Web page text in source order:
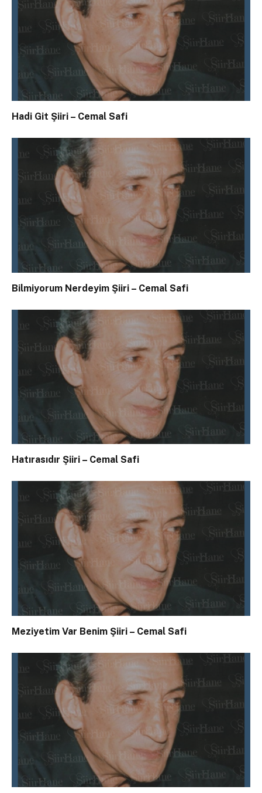
Hadi Git Şiiri – Cemal Safi
Bilmiyorum Nerdeyim Şiiri – Cemal Safi
Hatırasıdır Şiiri – Cemal Safi
Meziyetim Var Benim Şiiri – Cemal Safi